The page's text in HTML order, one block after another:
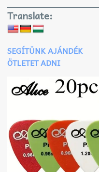
Translate:
SEGÍTÜNK AJÁNDÉK
ÖTLETET ADNI